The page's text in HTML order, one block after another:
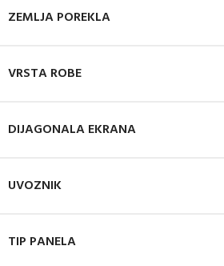
ZEMLJA POREKLA
VRSTA ROBE
DIJAGONALA EKRANA
UVOZNIK
TIP PANELA